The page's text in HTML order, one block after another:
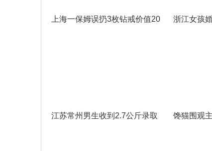
上海一保姆误扔3枚钻戒价值20 浙江女孩
江苏常州男生收到2.7公斤录取 馋猫围观